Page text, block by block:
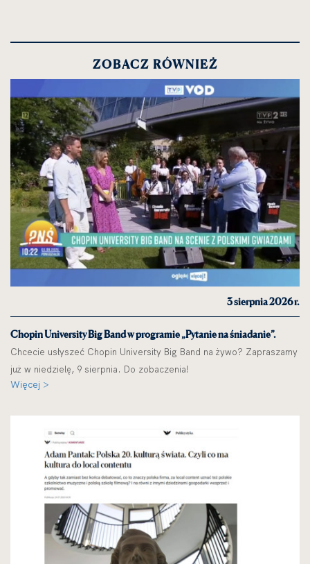
ZOBACZ RÓWNIEŻ
3 sierpnia 2026 r.
Chopin University Big Band w programie „Pytanie na śniadanie”.
Chcecie usłyszeć Chopin University Big Band na żywo? Zapraszamy
już w niedzielę, 9 sierpnia. Do zobaczenia!
Więcej >